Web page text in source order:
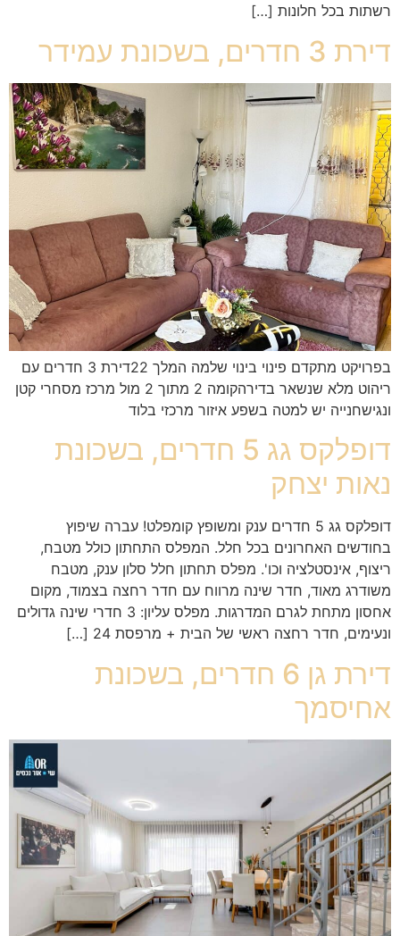
רשתות בכל חלונות […]
דירת 3 חדרים, בשכונת עמידר
בפרויקט מתקדם פינוי בינוי שלמה המלך 22דירת 3 חדרים עם
ריהוט מלא שנשאר בדירהקומה 2 מתוך 2 מול מרכז מסחרי קטן
ונגישחנייה יש למטה בשפע איזור מרכזי בלוד
דופלקס גג 5 חדרים, בשכונת
נאות יצחק
דופלקס גג 5 חדרים ענק ומשופץ קומפלט! עברה שיפוץ
בחודשים האחרונים בכל חלל. המפלס התחתון כולל מטבח,
ריצוף, אינסטלציה וכו'. מפלס תחתון חלל סלון ענק, מטבח
משודרג מאוד, חדר שינה מרווח עם חדר רחצה בצמוד, מקום
אחסון מתחת לגרם המדרגות. מפלס עליון: 3 חדרי שינה גדולים
ונעימים, חדר רחצה ראשי של הבית + מרפסת 24 […]
דירת גן 6 חדרים, בשכונת
אחיסמך